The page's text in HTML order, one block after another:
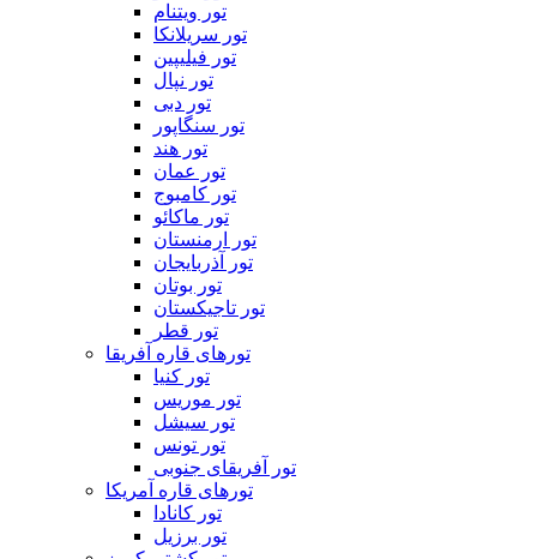
تور ویتنام
تور سریلانکا
تور فیلیپین
تور نپال
تور دبی
تور سنگاپور
تور هند
تور عمان
تور کامبوج
تور ماکائو
تور ارمنستان
تور آذربایجان
تور بوتان
تور تاجیکستان
تور قطر
تورهای قاره آفریقا
تور کنیا
تور موریس
تور سیشل
تور تونس
تور آفریقای جنوبی
تورهای قاره آمریکا
تور کانادا
تور برزیل